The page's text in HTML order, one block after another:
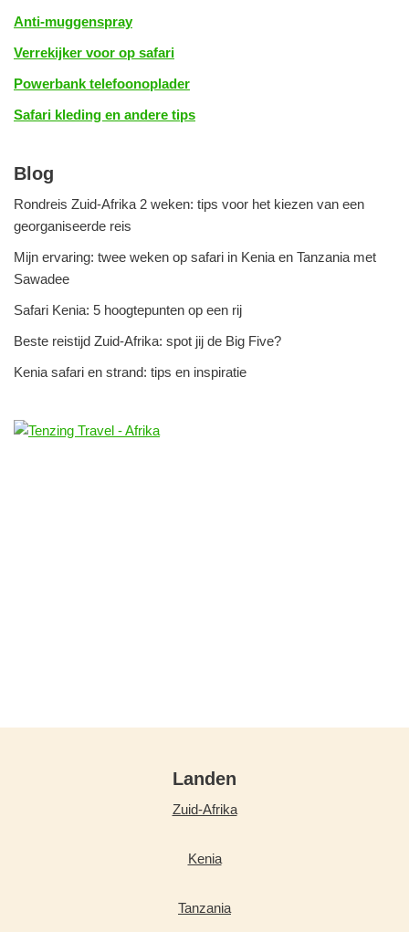
Anti-muggenspray
Verrekijker voor op safari
Powerbank telefoonoplader
Safari kleding en andere tips
Blog
Rondreis Zuid-Afrika 2 weken: tips voor het kiezen van een
georganiseerde reis
Mijn ervaring: twee weken op safari in Kenia en Tanzania met
Sawadee
Safari Kenia: 5 hoogtepunten op een rij
Beste reistijd Zuid-Afrika: spot jij de Big Five?
Kenia safari en strand: tips en inspiratie
Landen
Zuid-Afrika
Kenia
Tanzania